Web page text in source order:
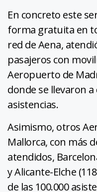
En concreto este
forma gratuita en
red de Aena,
pasajeros con
Aeropuerto de
donde se llevaron
asistencias.
Asimismo, otros
Mallorca, con más
atendidos,
y Alicante-Elche
de las 100.000